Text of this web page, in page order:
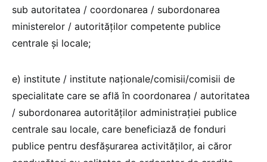
sub autoritatea / coordonarea / subordonarea
ministerelor / autorităţilor competente publice
centrale şi locale;
e) institute / institute naţionale/comisii/comisii de
specialitate care se află în coordonarea / autoritatea
/ subordonarea autorităţilor administraţiei publice
centrale sau locale, care beneficiază de fonduri
publice pentru desfăşurarea activităţilor, ai căror